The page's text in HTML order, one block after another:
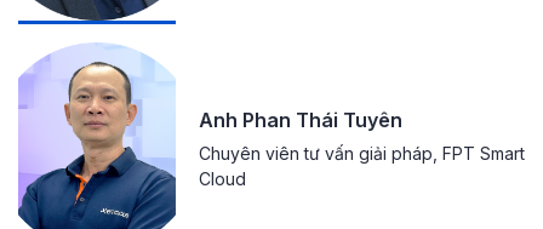
Anh Phan Thái Tuyên
Chuyên viên tư vấn giải pháp, FPT Smart
Cloud